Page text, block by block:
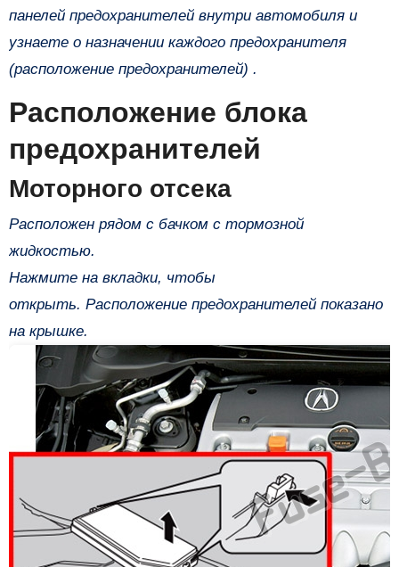
панелей предохранителей внутри автомобиля и
узнаете о назначении каждого предохранителя
(расположение предохранителей) .
Расположение блока
предохранителей
Моторного отсека
Расположен рядом с бачком с тормозной
жидкостью.
Нажмите на вкладки, чтобы
открыть. Расположение предохранителей показано
на крышке.